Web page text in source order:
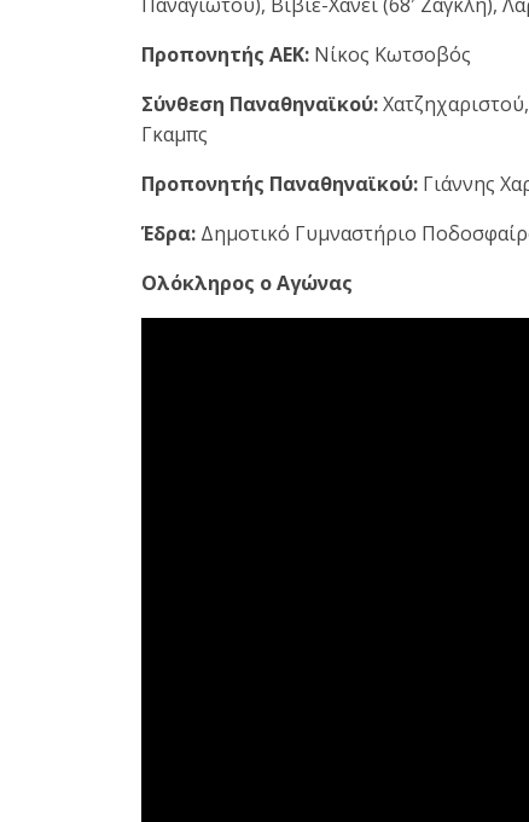
Προπονητής ΑΕΚ: Νίκος Κωτσοβός
Σύνθεση Παναθηναϊκού:
Γκαμπς
Προπονητής Παναθηναϊκού: Γιάννης
Έδρα: Δημοτικό Γυμναστήριο
Ολόκληρος ο Αγώνας